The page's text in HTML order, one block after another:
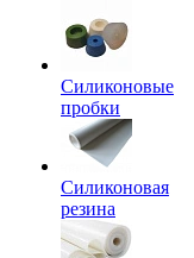
Силиконовые
пробки
Силиконовая
резина